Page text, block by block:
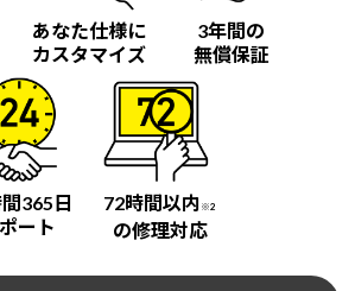
あなた仕様に
カスタマイズ
3年間の
無償保証
365日
ート
72時間以内 ※2
の修理対応